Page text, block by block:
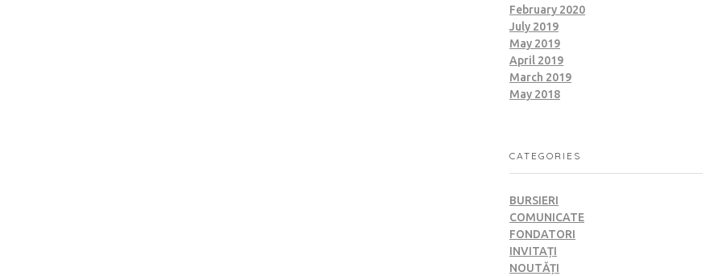
February 2020
July 2019
May 2019
April 2019
March 2019
May 2018
CATEGORIES
BURSIERI
COMUNICATE
FONDATORI
INVITAȚI
NOUTĂȚI